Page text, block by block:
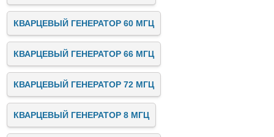
КВАРЦЕВЫЙ ГЕНЕРАТОР 60 МГЦ
КВАРЦЕВЫЙ ГЕНЕРАТОР 66 МГЦ
КВАРЦЕВЫЙ ГЕНЕРАТОР 72 МГЦ
КВАРЦЕВЫЙ ГЕНЕРАТОР 8 МГЦ